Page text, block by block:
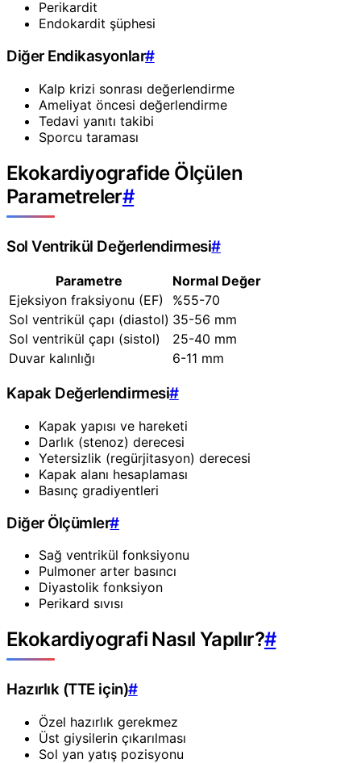
Perikardit
Endokardit şüphesi
Diğer Endikasyonlar#
Kalp krizi sonrası değerlendirme
Ameliyat öncesi değerlendirme
Tedavi yanıtı takibi
Sporcu taraması
Ekokardiyografide Ölçülen
Parametreler#
Sol Ventrikül Değerlendirmesi#
Parametre
Normal Değer
Ejeksiyon fraksiyonu (EF)
%55-70
Sol ventrikül çapı (diastol) 35-56 mm
Sol ventrikül çapı (sistol)
25-40 mm
Duvar kalınlığı
6-11 mm
Kapak Değerlendirmesi#
Kapak yapısı ve hareketi
Darlık (stenoz) derecesi
Yetersizlik (regürjitasyon) derecesi
Kapak alanı hesaplaması
Basınç gradiyentleri
Diğer Ölçümler#
Sağ ventrikül fonksiyonu
Pulmoner arter basıncı
Diyastolik fonksiyon
Perikard sıvısı
Ekokardiyografi Nasıl Yapılır?#
Hazırlık (TTE için)#
Özel hazırlık gerekmez
Üst giysilerin çıkarılması
Sol yan yatış pozisyonu